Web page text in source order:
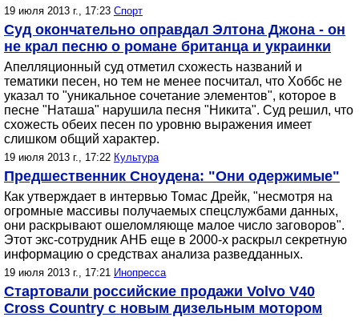
19 июля 2013 г., 17:23 Спорт
Суд окончательно оправдал Элтона Джона - он
не крал песню о романе британца и украинки
Апелляционный суд отметил схожесть названий и
тематики песен, но тем не менее посчитал, что Хоббс не
указал то "уникальное сочетание элементов", которое в
песне "Наташа" нарушила песня "Никита". Суд решил, что
схожесть обеих песен по уровню выражения имеет
слишком общий характер.
19 июля 2013 г., 17:22 Культура
Предшественник Сноудена: "Они одержимые"
Как утверждает в интервью Томас Дрейк, "несмотря на
огромные массивы получаемых спецслужбами данных,
они раскрывают ошеломляюще малое число заговоров".
Этот экс-сотрудник АНБ еще в 2000-х раскрыл секретную
информацию о средствах анализа разведданных.
19 июля 2013 г., 17:21 Инопресса
Стартовали российские продажи Volvo V40
Cross Country с новым дизельным мотором